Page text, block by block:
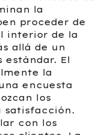
la
proceder de
interior de la
allá de un
estándar. El
la
encuesta
los
satisfacción.
con los